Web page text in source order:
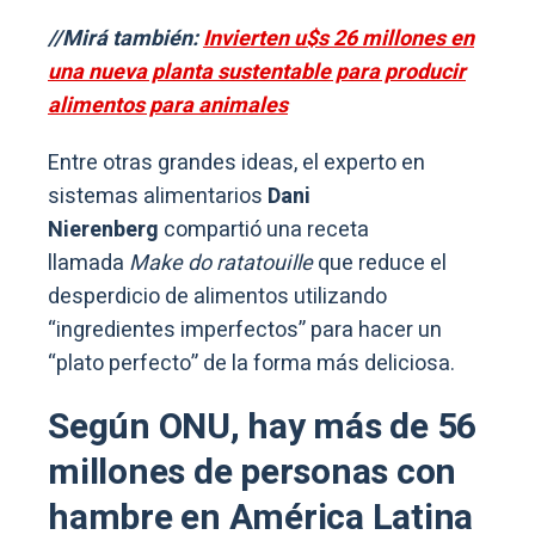
//Mirá también:Invierten u$s 26 millones en
una nueva planta sustentable para producir
alimentos para animales
Entre otras grandes ideas, el experto en
sistemas alimentarios Dani
Nierenberg compartió una receta
llamada Make do ratatouilleque reduce el
desperdicio de alimentos utilizando
“ingredientes imperfectos” para hacer un
“plato perfecto” de la forma más deliciosa.
Según ONU, hay más de 56
millones de personas con
hambre en América Latina